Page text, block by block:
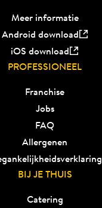
Meer informatie
Android download
iOS download
PROFESSIONEEL
Franchise
Jobs
FAQ
Allergenen
BIJ JE THUIS
Catering